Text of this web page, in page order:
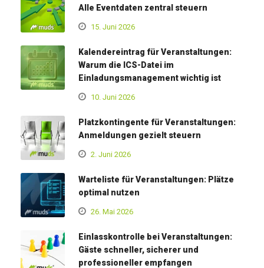
Alle Eventdaten zentral steuern
15. Juni 2026
Kalendereintrag für Veranstaltungen:
Warum die ICS-Datei im
Einladungsmanagement wichtig ist
10. Juni 2026
Platzkontingente für Veranstaltungen:
Anmeldungen gezielt steuern
2. Juni 2026
Warteliste für Veranstaltungen: Plätze
optimal nutzen
26. Mai 2026
Einlasskontrolle bei Veranstaltungen:
Gäste schneller, sicherer und
professioneller empfangen